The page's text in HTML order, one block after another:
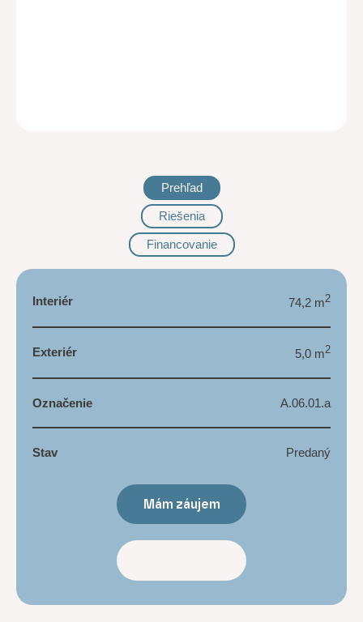
Prehľad
Riešenia
Financovanie
Interiér 74,2 m2
Exteriér 5,0 m2
Označenie A.06.01.a
Stav Predaný
Mám záujem